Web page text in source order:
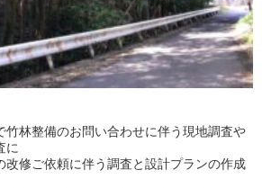
竹林整備のお問い合わせに伴う現地調査や
に
改修ご依頼に伴う調査と設計プランの作成